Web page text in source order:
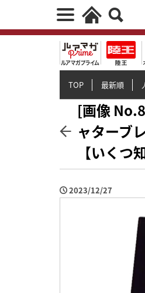
TOP 最新順
[画像
ャターブ
【いくつ
2023/12/27